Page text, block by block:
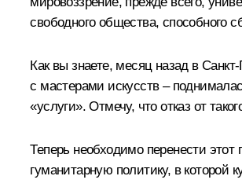
свободного общества, способного
Как вы знаете, месяц назад в
с мастерами искусств –
«услуги». Отмечу, что отказ от
Теперь необходимо перенести
гуманитарную политику, в которой